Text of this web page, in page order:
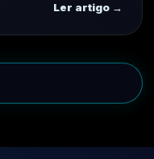
Ler artigo →